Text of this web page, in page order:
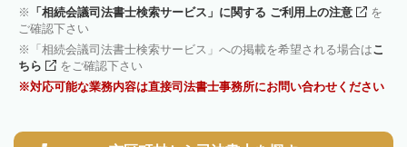
「相続会議司法書士検索サービス」に関する ご利用上の注意
を
ご確認下さい
「相続会議司法書士検索サービス」への掲載を希望される場合はこ
ちら
をご確認下さい
対応可能な業務内容は直接司法書士事務所にお問い合わせください